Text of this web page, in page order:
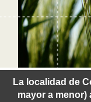
La localidad de
mayor a menor)